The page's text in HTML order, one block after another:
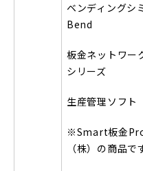
ベンディング
Bend
板金ネットワ
シリーズ
生産管理ソフ
※Smart板金
（株）の商品で